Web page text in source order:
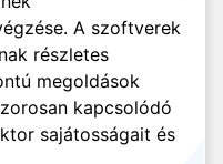
A szoftverek
részletes
megoldások
kapcsolódó
sajátosságait és